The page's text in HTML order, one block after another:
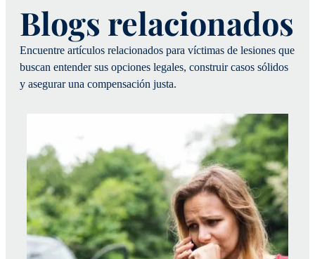
Blogs relacionados
Encuentre artículos relacionados para víctimas de lesiones que
buscan entender sus opciones legales, construir casos sólidos
y asegurar una compensación justa.